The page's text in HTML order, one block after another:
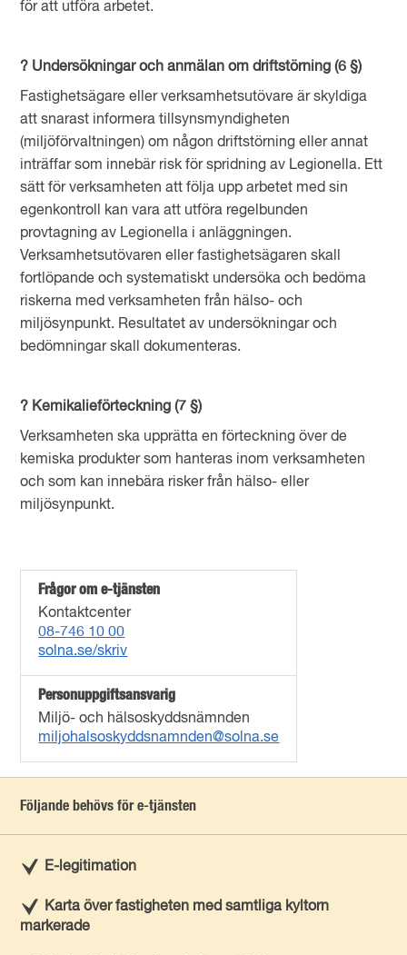
för att utföra arbetet.
? Undersökningar och anmälan om driftstörning (6 §)
Fastighetsägare eller verksamhetsutövare är skyldiga
att snarast informera tillsynsmyndigheten
(miljöförvaltningen) om någon driftstörning eller annat
inträffar som innebär risk för spridning av Legionella. Ett
sätt för verksamheten att följa upp arbetet med sin
egenkontroll kan vara att utföra regelbunden
provtagning av Legionella i anläggningen.
Verksamhetsutövaren eller fastighetsägaren skall
fortlöpande och systematiskt undersöka och bedöma
riskerna med verksamheten från hälso- och
miljösynpunkt. Resultatet av undersökningar och
bedömningar skall dokumenteras.
? Kemikalieförteckning (7 §)
Verksamheten ska upprätta en förteckning över de
kemiska produkter som hanteras inom verksamheten
och som kan innebära risker från hälso- eller
miljösynpunkt.
Frågor om e-tjänsten
Kontaktcenter
08-746 10 00
solna.se/skriv
Personuppgiftsansvarig
Miljö- och hälsoskyddsnämnden
miljohalsoskyddsnamnden@solna.se
Följande behövs för e-tjänsten
E-legitimation
Karta över fastigheten med samtliga kyltorn
markerade